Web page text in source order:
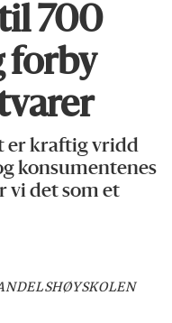
700
forby
er kraftig vridd
konsumentenes
vi det som et